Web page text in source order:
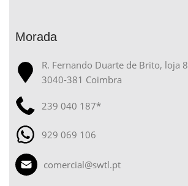
Morada
R. Fernando Duarte de Brito, loja 8
3040-381 Coimbra
239 040 187*
929 069 106
comercial@swtl.pt